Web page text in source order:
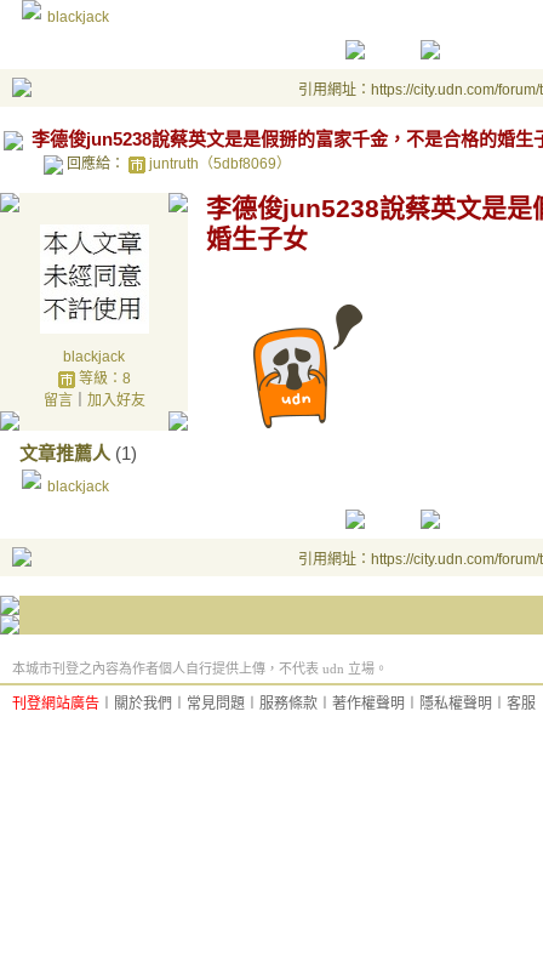
blackjack
引用網址：https://city.udn.com/
李德俊jun5238說蔡英文是是假掰的富家千金，不是合格的婚生
回應給： juntruth（5dbf8069）
blackjack
等級：8
留言｜ 加入好友
文章推薦人 (1)
blackjack
李德俊jun5238說蔡英文是是
婚生子女
引用網址：https://city.udn.com/
本城市刊登之內容為作者個人自行提供上傳，不代表 udn 立場。
刊登網站廣告 關於我們 常見問題 服務條款 著作權聲明 隱私權聲明 客服